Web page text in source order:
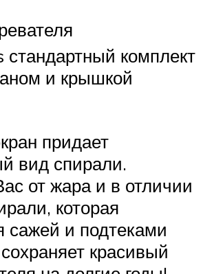
комплект
и крышкой
придает
вид спирали.
от жара и в отличии
которая
сажей и подтеками
красивый